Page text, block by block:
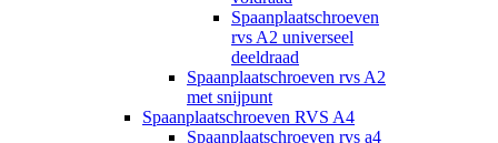
Spaanplaatschroeven
rvs A2 universeel
deeldraad
Spaanplaatschroeven rvs A2
met snijpunt
Spaanplaatschroeven RVS A4
Spaanplaatschroeven rvs a4